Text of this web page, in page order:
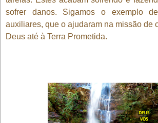
sofrer danos. Sigamos o exemplo
auxiliares, que o ajudaram na missão de
Deus até à Terra Prometida.